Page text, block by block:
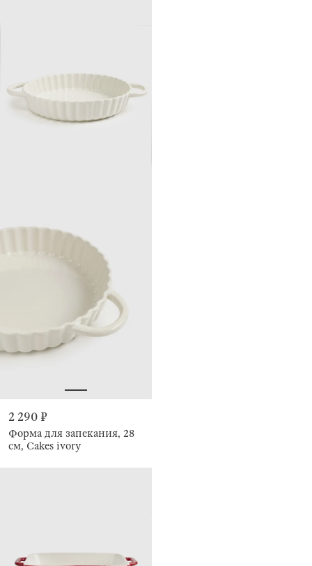
2 290 ₽
Форма для запекания, 28
см, Cakes ivory